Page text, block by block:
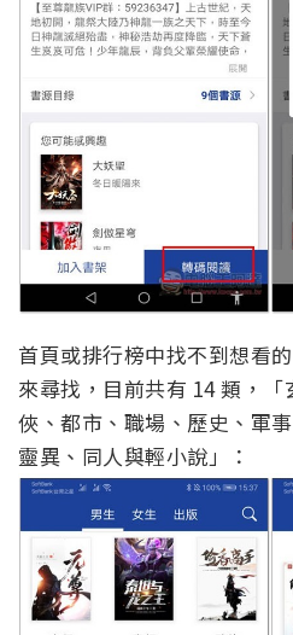
首頁或排行榜中找不到想看
來尋找，目前共有 14 類，
俠、都市、職場、歷史、軍
靈異、同人與輕小說」：